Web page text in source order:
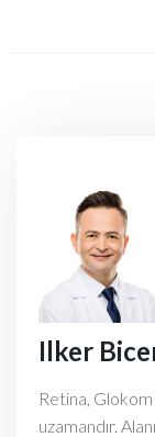
Ilker
Retina, Glokom
uzamandır.